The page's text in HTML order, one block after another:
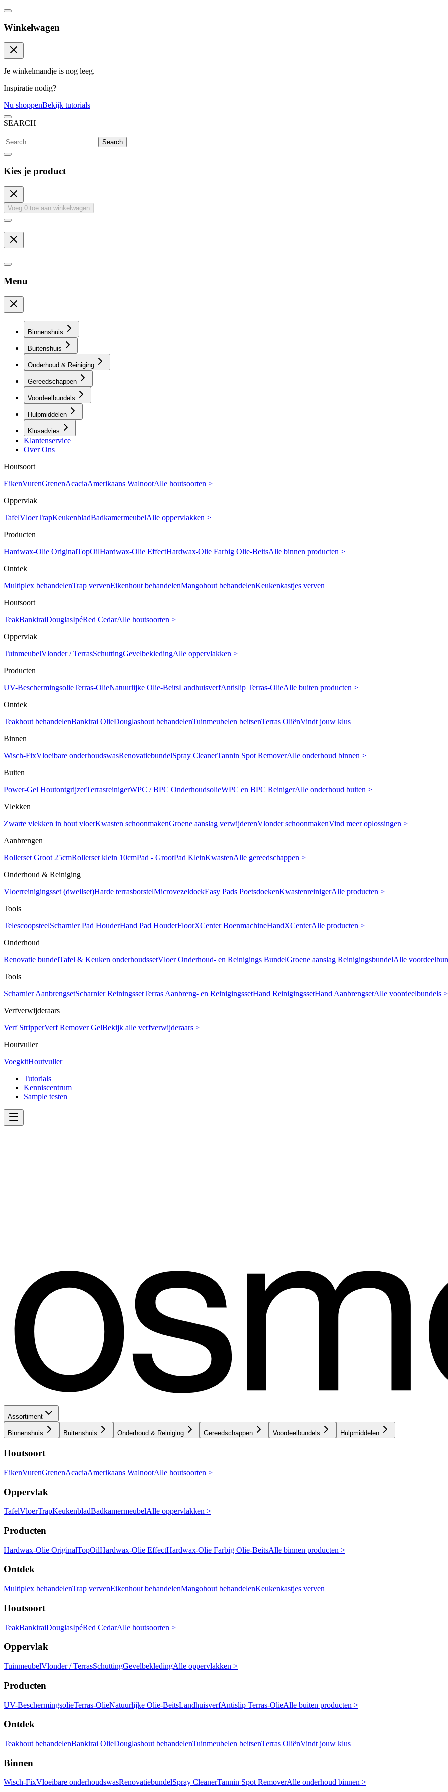
Winkelwagen
Je winkelmandje is nog leeg.
Inspiratie nodig?
Nu shoppenBekijk tutorials
SEARCH
Search
Kies je product
Voeg 0 toe aan winkelwagen
Menu
Binnenshuis
Buitenshuis
Onderhoud & Reiniging
Gereedschappen
Voordeelbundels
Hulpmiddelen
Klusadvies
Klantenservice
Over Ons
Houtsoort
EikenVurenGrenenAcaciaAmerikaans WalnootAlle houtsoorten >
Oppervlak
TafelVloerTrapKeukenbladBadkamermeubelAlle oppervlakken >
Producten
Hardwax-Olie OriginalTopOilHardwax-Olie EffectHardwax-Olie Farbig Olie-BeitsAlle binnen producten >
Ontdek
Multiplex behandelenTrap vervenEikenhout behandelenMangohout behandelenKeukenkastjes verven
Houtsoort
TeakBankiraiDouglasIpéRed CedarAlle houtsoorten >
Oppervlak
TuinmeubelVlonder / TerrasSchuttingGevelbekledingAlle oppervlakken >
Producten
UV-BeschermingsolieTerras-OlieNatuurlijke Olie-BeitsLandhuisverfAntislip Terras-OlieAlle buiten producten >
Ontdek
Teakhout behandelenBankirai OlieDouglashout behandelenTuinmeubelen beitsenTerras OliënVindt jouw klus
Binnen
Wisch-FixVloeibare onderhoudswasRenovatiebundelSpray CleanerTannin Spot RemoverAlle onderhoud binnen >
Buiten
Power-Gel HoutontgrijzerTerrasreinigerWPC / BPC OnderhoudsolieWPC en BPC ReinigerAlle onderhoud buiten >
Vlekken
Zwarte vlekken in hout vloerKwasten schoonmakenGroene aanslag verwijderenVlonder schoonmakenVind meer oplossingen >
Aanbrengen
Rollerset Groot 25cmRollerset klein 10cmPad - GrootPad KleinKwastenAlle gereedschappen >
Onderhoud & Reiniging
Vloerreinigingsset (dweilset)Harde terrasborstelMicrovezeldoekEasy Pads PoetsdoekenKwastenreinigerAlle producten >
Tools
TelescoopsteelScharnier Pad HouderHand Pad HouderFloorXCenter BoenmachineHandXCenterAlle producten >
Onderhoud
Renovatie bundelTafel & Keuken onderhoudssetVloer Onderhoud- en Reinigings BundelGroene aanslag ReinigingsbundelAlle
Tools
Scharnier AanbrengsetScharnier ReiningssetTerras Aanbreng- en ReinigingssetHand ReinigingssetHand AanbrengsetAlle voordeelbundels >
Verfverwijderaars
Verf StripperVerf Remover GelBekijk alle verfverwijderaars >
Houtvuller
VoegkitHoutvuller
Tutorials
Kenniscentrum
Sample testen
Assortiment
Binnenshuis Buitenshuis Onderhoud & Reiniging Gereedschappen Voordeelbundels Hulpmiddelen
Houtsoort
EikenVurenGrenenAcaciaAmerikaans WalnootAlle houtsoorten >
Oppervlak
TafelVloerTrapKeukenbladBadkamermeubelAlle oppervlakken >
Producten
Hardwax-Olie OriginalTopOilHardwax-Olie EffectHardwax-Olie Farbig Olie-BeitsAlle binnen producten >
Ontdek
Multiplex behandelenTrap vervenEikenhout behandelenMangohout behandelenKeukenkastjes verven
Houtsoort
TeakBankiraiDouglasIpéRed CedarAlle houtsoorten >
Oppervlak
TuinmeubelVlonder / TerrasSchuttingGevelbekledingAlle oppervlakken >
Producten
UV-BeschermingsolieTerras-OlieNatuurlijke Olie-BeitsLandhuisverfAntislip Terras-OlieAlle buiten producten >
Ontdek
Teakhout behandelenBankirai OlieDouglashout behandelenTuinmeubelen beitsenTerras OliënVindt jouw klus
Binnen
Wisch-FixVloeibare onderhoudswasRenovatiebundelSpray CleanerTannin Spot RemoverAlle onderhoud binnen >